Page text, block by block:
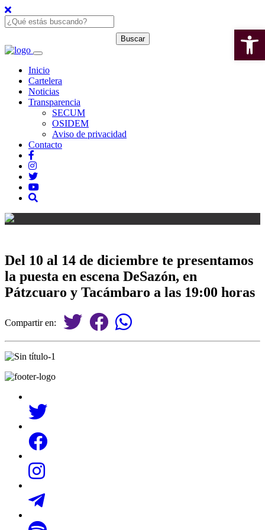
Inicio
Cartelera
Noticias
Transparencia
SECUM
OSIDEM
Aviso de privacidad
Contacto
Del 10 al 14 de diciembre te presentamos
la puesta en escena DeSazón, en
Pátzcuaro y Tacámbaro a las 19:00 horas
Compartir en: